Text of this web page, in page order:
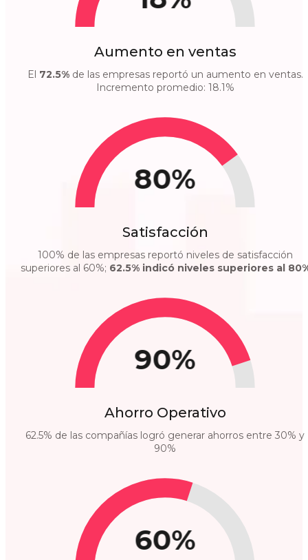
Aumento en ventas
El 72.5%de las empresas reportó un aumento en ventas.
Incremento promedio: 18.1%
80%
Satisfacción
100% de las empresas reportó niveles de satisfacción
superiores al 60%; 62.5% indicó niveles superiores al
90%
Ahorro Operativo
62.5% de las compañías logró generar ahorros entre 30% y
90%
60%